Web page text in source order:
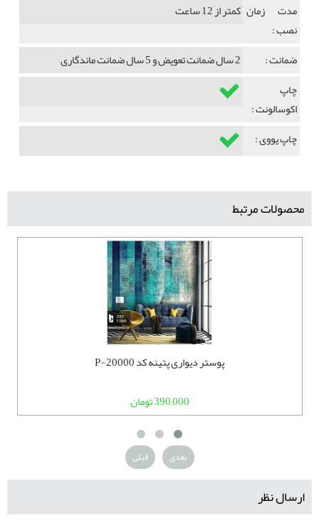
مدت زمان
نصب :
کمتر از 12 ساعت
ضمانت :
2 سال ضمانت تعویض و 5 سال ضمانت ماندگاری
چاپ
اکوسالونت :
چاپ یووی :
محصولات مرتبط
پوستر دیواری پتینه کد P-20000
390,000 تومان
قبلی بعدی
ارسال نظر